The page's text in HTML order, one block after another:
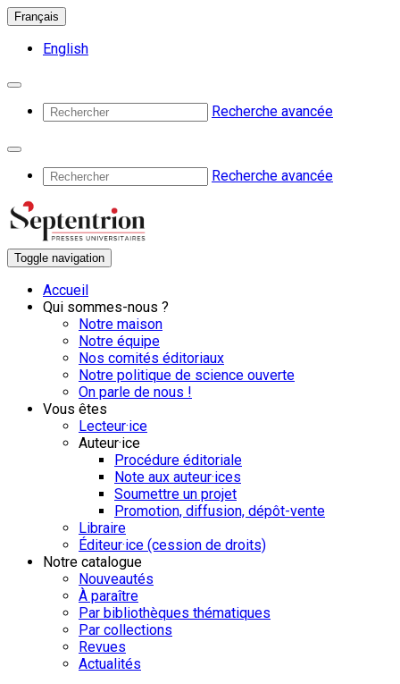
Français
English
Recherche avancée
Recherche avancée
Toggle navigation
Accueil
Qui sommes-nous ?
Notre maison
Notre équipe
Nos comités éditoriaux
Notre politique de science ouverte
On parle de nous !
Vous êtes
Lecteur·ice
Auteur·ice
Procédure éditoriale
Note aux auteur·ices
Soumettre un projet
Promotion, diffusion, dépôt-vente
Libraire
Éditeur·ice (cession de droits)
Notre catalogue
Nouveautés
À paraître
Par bibliothèques thématiques
Par collections
Revues
Actualités